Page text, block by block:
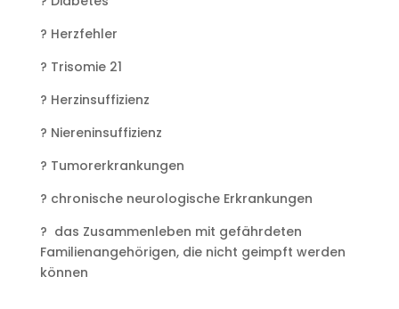
? Herzfehler
? Trisomie 21
? Herzinsuffizienz
? Niereninsuffizienz
? Tumorerkrankungen
? chronische neurologische Erkrankungen
? das Zusammenleben mit gefährdeten
Familienangehörigen, die nicht geimpft werden
können